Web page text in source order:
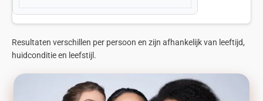
Resultaten verschillen per persoon en zijn afhankelijk van leeftijd,
huidconditie en leefstijl.